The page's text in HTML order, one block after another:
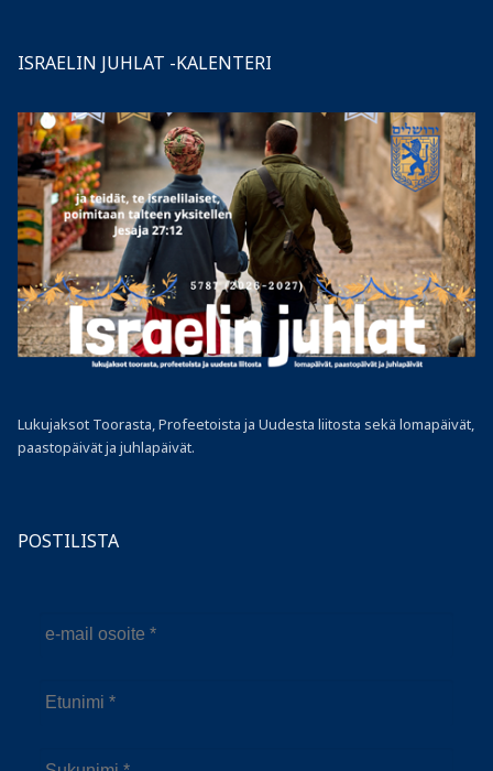
ISRAELIN JUHLAT -KALENTERI
Lukujaksot Toorasta, Profeetoista ja Uudesta liitosta sekä lomapäivät,
paastopäivät ja juhlapäivät.
POSTILISTA